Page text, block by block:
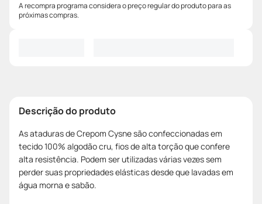
A recompra programa considera o preço regular do produto para as
próximas compras.
Descrição do produto
As ataduras de Crepom Cysne são confeccionadas em
tecido 100% algodão cru, fios de alta torção que confere
alta resistência. Podem ser utilizadas várias vezes sem
perder suas propriedades elásticas desde que lavadas em
água morna e sabão.